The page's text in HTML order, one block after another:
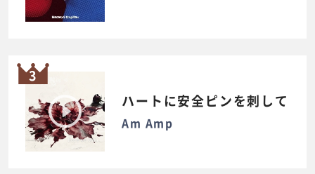
3
ハートに安全ピンを刺して
Am Amp